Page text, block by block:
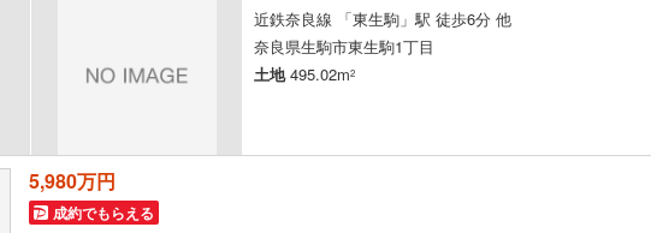
近鉄奈良線 「東生駒」駅 徒歩6分 他
奈良県生駒市東生駒1丁目
土地495.02m2
5,980万円
成約でもらえる